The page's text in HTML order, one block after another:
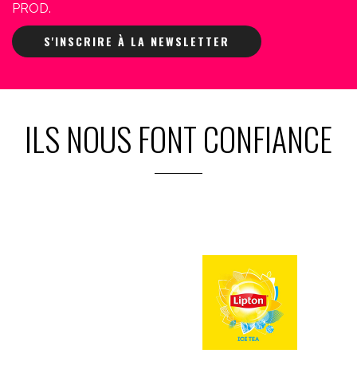
PROD.
S'INSCRIRE À LA NEWSLETTER
ILS NOUS FONT CONFIANCE